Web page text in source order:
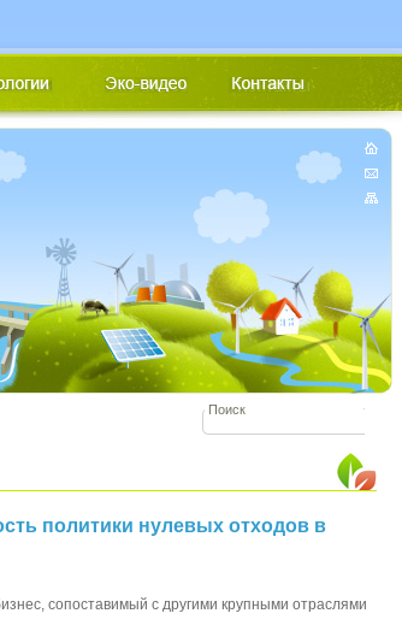
политики нулевых отходов в
сопоставимый с другими крупными отраслями